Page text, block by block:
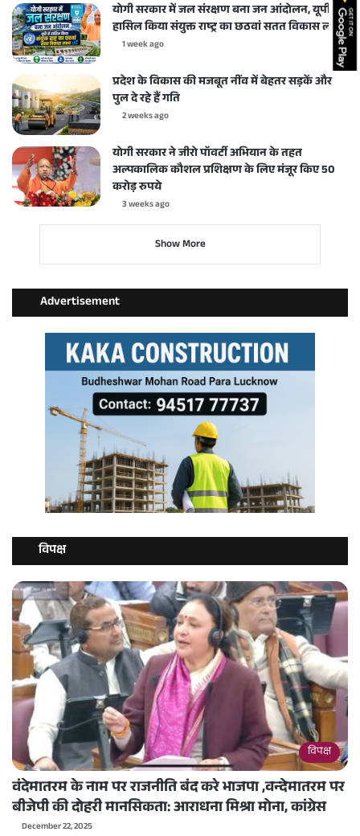
योगी सरकार में जल संरक्षण बना जन आंदोलन, यूपी ने
हासिल किया संयुक्त राष्ट्र का छठवां सतत विकास लक्ष्य
1 week ago
प्रदेश के विकास की मजबूत नींव में बेहतर सड़कें और
पुल दे रहे हैं गति
2 weeks ago
योगी सरकार ने जीरो पॉवर्टी अभियान के तहत
अल्पकालिक कौशल प्रशिक्षण के लिए मंजूर किए 50
करोड़ रुपये
3 weeks ago
Show More
Advertisement
विपक्ष
विपक्ष
वंदेमातरम के नाम पर राजनीति बंद करे भाजपा ,वन्देमातरम पर
बीजेपी की दोहरी मानसिकता: आराधना मिश्रा मोना, कांग्रेस
December 22, 2025